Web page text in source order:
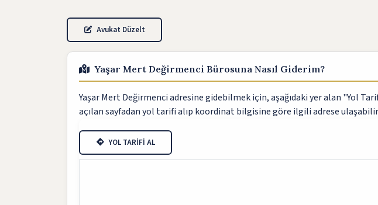
Avukat Düzelt
Yaşar Mert Değirmenci Bürosuna Nasıl Giderim?
Yaşar Mert Değirmenci adresine gidebilmek için, aşağıdaki yer alan "Yol
açılan sayfadan yol tarifi alıp koordinat bilgisine göre ilgili adrese
YOL TARİFİ AL